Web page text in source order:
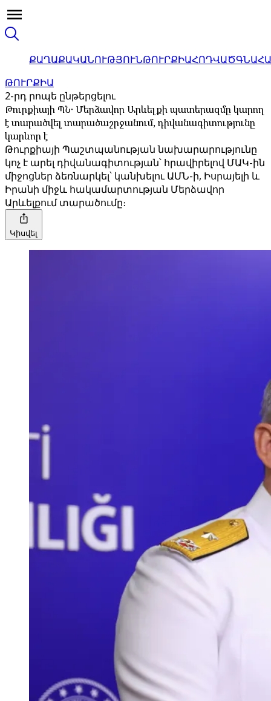
ՔԱՂԱՔԱԿԱՆՈՒԹՅՈՒՆԹՈՒՐՔԻԱՀՈԴՎԱԾ
ԹՈՒՐՔԻԱ
2-րդ րոպե ընթերցելու
Թուրքիայի ՊՆ․ Մերձավոր Արևելքի պատերազմը կարող
է տարածվել տարածաշրջանում, դիվանագիտությունը
կարևոր է
Թուրքիայի Պաշտպանության նախարարությունը
կոչ է արել դիվանագիտության՝ հրավիրելով ՄԱԿ-ին
միջոցներ ձեռնարկել՝ կանխելու ԱՄՆ-ի, Իսրայելի և
Իրանի միջև հակամարտության Մերձավոր
Արևելքում տարածումը։
Կիսվել